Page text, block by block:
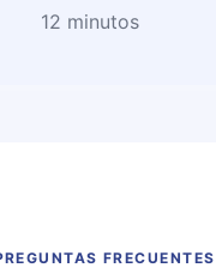
12 minutos
FRECUENTES